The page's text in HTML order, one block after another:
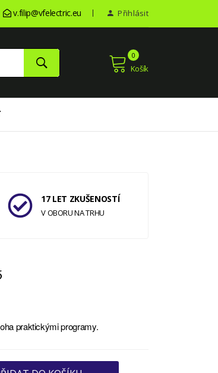
v.filip@vfelectric.eu Přihlásit
Košík
0
17 LET ZKUŠENOSTÍ
V OBORU NA TRHU
praktickými programy.